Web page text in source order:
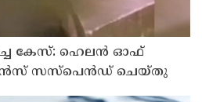
കേസ്: ഹെലൻ ഓഫ്
സസ്പെൻഡ് ചെയ്തു